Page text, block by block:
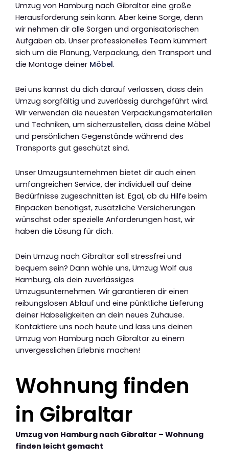
Umzug von Hamburg nach Gibraltar eine große
Herausforderung sein kann. Aber keine Sorge, denn
wir nehmen dir alle Sorgen und organisatorischen
Aufgaben ab. Unser professionelles Team kümmert
sich um die Planung, Verpackung, den Transport und
die Montage deiner Möbel.
Bei uns kannst du dich darauf verlassen, dass dein
Umzug sorgfältig und zuverlässig durchgeführt wird.
Wir verwenden die neuesten Verpackungsmaterialien
und Techniken, um sicherzustellen, dass deine Möbel
und persönlichen Gegenstände während des
Transports gut geschützt sind.
Unser Umzugsunternehmen bietet dir auch einen
umfangreichen Service, der individuell auf deine
Bedürfnisse zugeschnitten ist. Egal, ob du Hilfe beim
Einpacken benötigst, zusätzliche Versicherungen
wünschst oder spezielle Anforderungen hast, wir
haben die Lösung für dich.
Dein Umzug nach Gibraltar soll stressfrei und
bequem sein? Dann wähle uns, Umzug Wolf aus
Hamburg, als dein zuverlässiges
Umzugsunternehmen. Wir garantieren dir einen
reibungslosen Ablauf und eine pünktliche Lieferung
deiner Habseligkeiten an dein neues Zuhause.
Kontaktiere uns noch heute und lass uns deinen
Umzug von Hamburg nach Gibraltar zu einem
unvergesslichen Erlebnis machen!
Wohnung finden
in Gibraltar
Umzug von Hamburg nach Gibraltar – Wohnung
finden leicht gemacht